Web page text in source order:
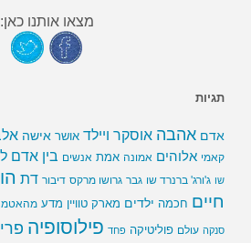
מצאו אותנו כאן:
תגיות
אדם אהבה אוסקר ויילד אושר אישה
קאמי אלוהים אמונה אמת אנשים בין אדם
שו ג'ורג' ברנרד שו גבר גרושו מרקס דיבור דת
חיים חכמה ילדים מארק טוויין מדע
סנקה עולם פוליטיקה פחד פילוסופיה